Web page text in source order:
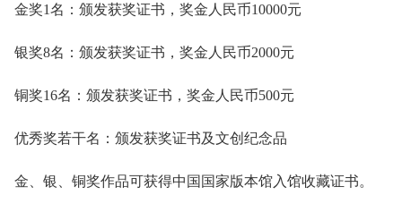
金奖1名：颁发获奖证书，奖金人民币10000元
银奖8名：颁发获奖证书，奖金人民币2000元
铜奖16名：颁发获奖证书，奖金人民币500元
优秀奖若干名：颁发获奖证书及文创纪念品
金、银、铜奖作品可获得中国国家版本馆入馆收藏证书。